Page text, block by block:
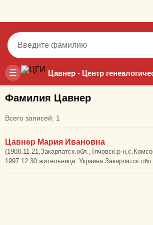
☰ Точный Неточный
Фамилия Цавнер
Всего записей: 1
Цавнер Мария Ивановна
(1908.11.21,Закарпатск.обл.,Тячовск.р-
1997.12.30 жительница: Украина